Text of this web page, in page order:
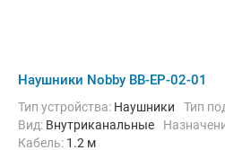
Наушники Nobby BB-EP-02-01
Тип устройства: Наушники Тип
Вид: Внутриканальные
кабель: 1.2 м